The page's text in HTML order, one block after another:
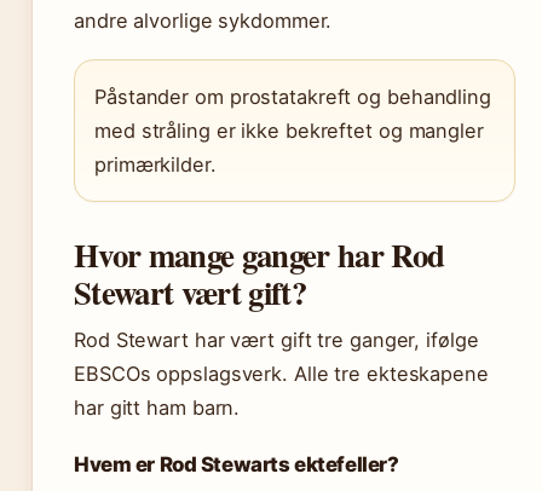
andre alvorlige sykdommer.
Påstander om prostatakreft og behandling
med stråling er ikke bekreftet og mangler
primærkilder.
Hvor mange ganger har Rod
Stewart vært gift?
Rod Stewart har vært gift tre ganger, ifølge
EBSCOs oppslagsverk. Alle tre ekteskapene
har gitt ham barn.
Hvem er Rod Stewarts ektefeller?